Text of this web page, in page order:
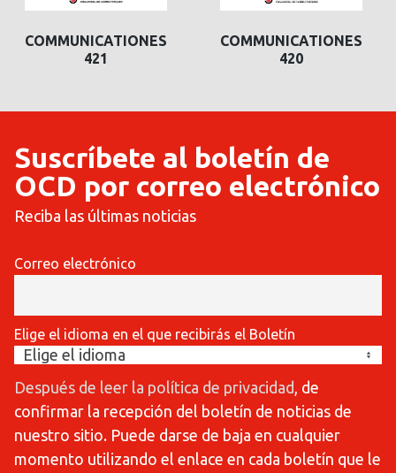
COMMUNICATIONES
421
COMMUNICATIONES
420
Suscríbete al boletín de
OCD por correo electrónico
Reciba las últimas noticias
Correo electrónico
Elige el idioma en el que recibirás el Boletín
Después de leer la política de privacidad, de
confirmar la recepción del boletín de noticias de
nuestro sitio. Puede darse de baja en cualquier
momento utilizando el enlace en cada boletín que le